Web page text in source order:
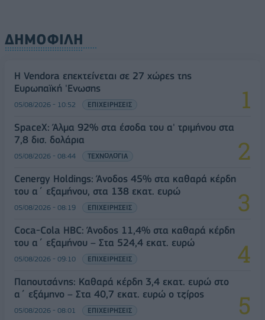
ΔΗΜΟΦΙΛΗ
Η Vendora επεκτείνεται σε 27 χώρες της
Ευρωπαϊκή 'Ενωσης
05/08/2026 - 10:52 ΕΠΙΧΕΙΡΗΣΕΙΣ
SpaceX: Άλμα 92% στα έσοδα του α' τριμήνου στα
7,8 δισ. δολάρια
05/08/2026 - 08:44 ΤΕΧΝΟΛΟΓΙΑ
Cenergy Holdings: Άνοδος 45% στα καθαρά κέρδη
του α΄ εξαμήνου, στα 138 εκατ. ευρώ
05/08/2026 - 08:19 ΕΠΙΧΕΙΡΗΣΕΙΣ
Coca-Cola HBC: Άνοδος 11,4% στα καθαρά κέρδη
του α΄ εξαμήνου – Στα 524,4 εκατ. ευρώ
05/08/2026 - 09:10 ΕΠΙΧΕΙΡΗΣΕΙΣ
Παπουτσάνης: Καθαρά κέρδη 3,4 εκατ. ευρώ στο
α΄ εξάμηνο – Στα 40,7 εκατ. ευρώ ο τζίρος
05/08/2026 - 08:01 ΕΠΙΧΕΙΡΗΣΕΙΣ